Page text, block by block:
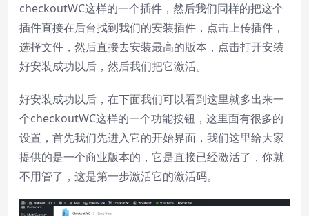
Text Edge Style
Font Family
restore all settings to the default
values
Done
Close Modal Dialog
End of dialog window.
checkoutWC这样的一个插件，然后我们同样的把这个
插件直接在后台找到我们的安装插件，点击上传插件，
选择文件，然后直接去安装最高的版本，点击打开安装
好安装成功以后，然后我们把它激活。
好安装成功以后，在下面我们可以看到这里就多出来一
个checkoutWC这样的一个功能按钮，这里面有很多的
设置，首先我们先进入它的开始界面，我们这里给大家
提供的是一个商业版本的，它是直接已经激活了，你就
不用管了，这是第一步激活它的激活码。